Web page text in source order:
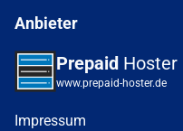
Anbieter
Prepaid Hoster
www.prepaid-hoster.de
Impressum